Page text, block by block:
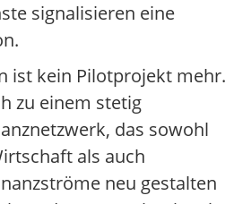
signalisieren eine
ist kein Pilotprojekt mehr.
zu einem stetig
das sowohl
als auch
neu gestalten